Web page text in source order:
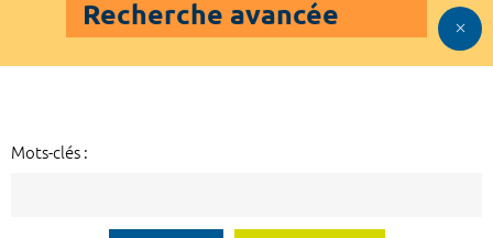
Recherche avancée
Mots-clés :